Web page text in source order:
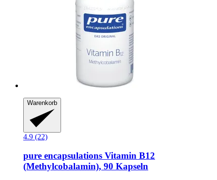
Warenkorb
4.9 (22)
pure encapsulations Vitamin B12
(Methylcobalamin), 90 Kapseln